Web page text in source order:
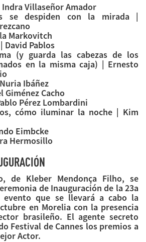
Villaseñor Amador
se despiden con la mirada |
Markovitch
David Pablos
(y guarda las cabezas de los
en la misma caja) | Ernesto
Ibáñez
Giménez Cacho
Pérez Lombardini
cómo iluminar la noche | Kim
Eimbcke
Hermosillo
de Kleber Mendonça Filho, se
de Inauguración de la 23a
evento que se llevará a cabo la
en Morelia con la presencia
brasileño. El agente secreto
Festival de Cannes los premios a
Actor.